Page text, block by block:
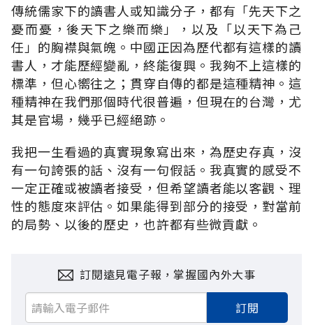
傳統儒家下的讀書人或知識分子，都有「先天下之
憂而憂，後天下之樂而樂」，以及「以天下為己
任」的胸襟與氣魄。中國正因為歷代都有這樣的讀
書人，才能歷經變亂，終能復興。我夠不上這樣的
標準，但心嚮往之；貫穿自傳的都是這種精神。這
種精神在我們那個時代很普遍，但現在的台灣，尤
其是官場，幾乎已經絕跡。
我把一生看過的真實現象寫出來，為歷史存真，沒
有一句誇張的話、沒有一句假話。我真實的感受不
一定正確或被讀者接受，但希望讀者能以客觀、理
性的態度來評估。如果能得到部分的接受，對當前
的局勢、以後的歷史，也許都有些微貢獻。
訂閱遠見電子報，掌握國內外大事
訂閱